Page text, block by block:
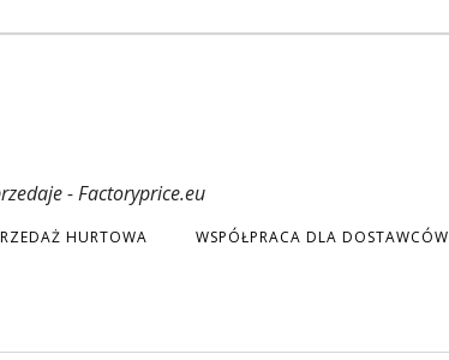
- Factoryprice.eu
HURTOWA WSPÓŁPRACA DLA DOSTAWCÓW